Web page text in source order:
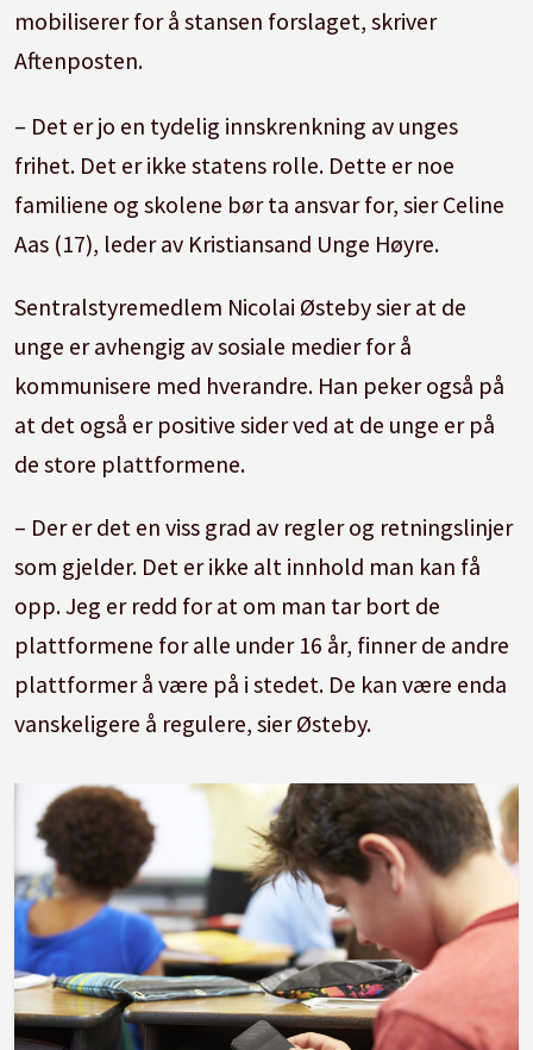
mobiliserer for å stansen forslaget, skriver
Aftenposten.
– Det er jo en tydelig innskrenkning av unges
frihet. Det er ikke statens rolle. Dette er noe
familiene og skolene bør ta ansvar for, sier Celine
Aas (17), leder av Kristiansand Unge Høyre.
Sentralstyremedlem Nicolai Østeby sier at de
unge er avhengig av sosiale medier for å
kommunisere med hverandre. Han peker også på
at det også er positive sider ved at de unge er på
de store plattformene.
– Der er det en viss grad av regler og retningslinjer
som gjelder. Det er ikke alt innhold man kan få
opp. Jeg er redd for at om man tar bort de
plattformene for alle under 16 år, finner de andre
plattformer å være på i stedet. De kan være enda
vanskeligere å regulere, sier Østeby.